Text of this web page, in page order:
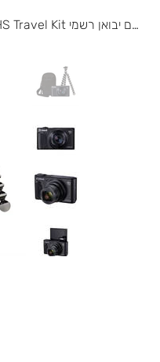
מצלמה דיגיטלית CANON SX740HS Travel Kit בצבע שחור עם אחריות 3 שנים יבואן רשמי